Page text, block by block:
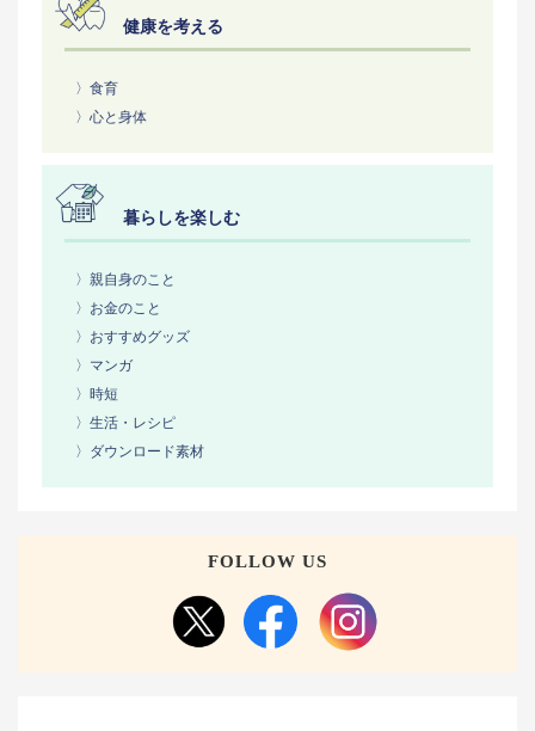
健康を考える
〉食育
〉心と身体
暮らしを楽しむ
〉親自身のこと
〉お金のこと
〉おすすめグッズ
〉マンガ
〉時短
〉生活・レシピ
〉ダウンロード素材
FOLLOW US